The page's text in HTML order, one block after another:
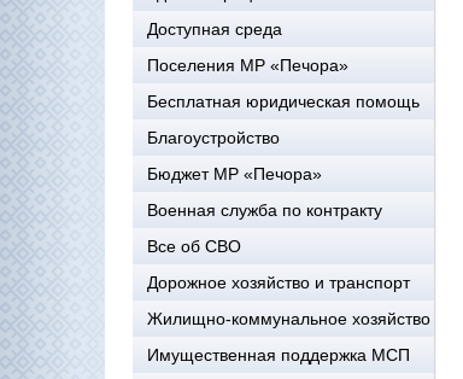
Доступная среда
Поселения МР «Печора»
Бесплатная юридическая помощь
Благоустройство
Бюджет МР «Печора»
Военная служба по контракту
Все об СВО
Дорожное хозяйство и транспорт
Жилищно-коммунальное хозяйство
Имущественная поддержка МСП